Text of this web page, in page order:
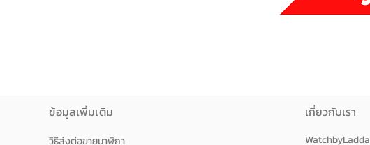
ข้อมูลเพิ่มเติม
วิธีส่งต่อขายนาฬิกา
เกี่ยวกับเรา
WatchbyLadda